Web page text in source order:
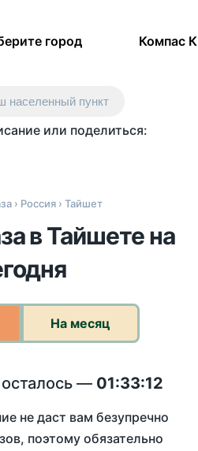
город Компас
населенный пункт
или поделиться:
› Россия › Тайшет
в Тайшете на
На месяц
— 01:33:12
не даст вам безупречно
поэтому обязательно